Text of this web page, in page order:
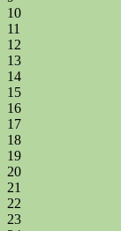
10
11
12
13
14
15
16
17
18
19
20
21
22
23